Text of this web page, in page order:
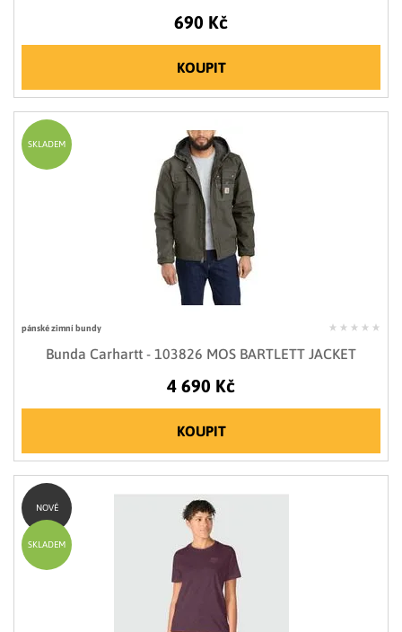
690 Kč
KOUPIT
pánské zimní bundy
Bunda Carhartt - 103826 MOS BARTLETT JACKET
4 690 Kč
KOUPIT
SKLADEM
NOVÉ
SKLADEM